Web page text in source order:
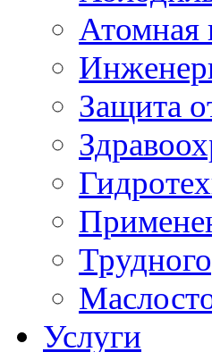
Атомная
Защита
Услуги